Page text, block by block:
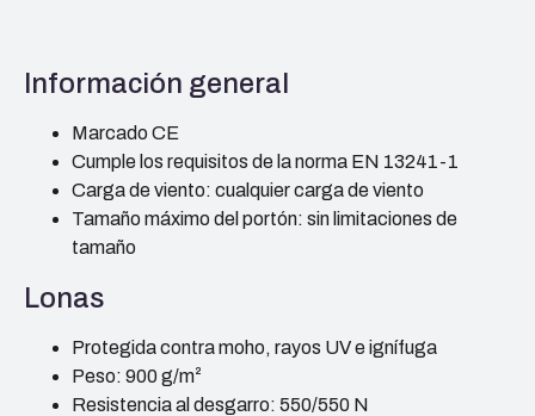
Información general
Marcado CE
Cumple los requisitos de la norma EN 13241-1
Carga de viento: cualquier carga de viento
Tamaño máximo del portón: sin limitaciones de
tamaño
Lonas
Protegida contra moho, rayos UV e ignífuga
Peso: 900 g/m²
Resistencia al desgarro: 550/550 N